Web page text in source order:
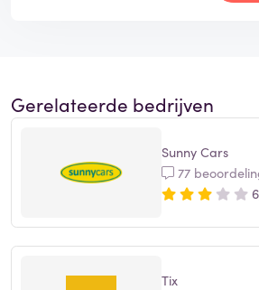
Gerelateerde bedrijven
Sunny Cars
77
Tix